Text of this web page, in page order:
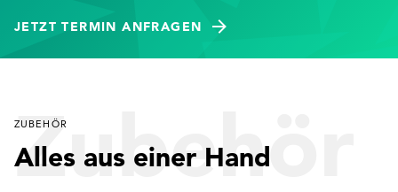
JETZT TERMIN ANFRAGEN
Zubehör
ZUBEHÖR
Alles aus einer Hand